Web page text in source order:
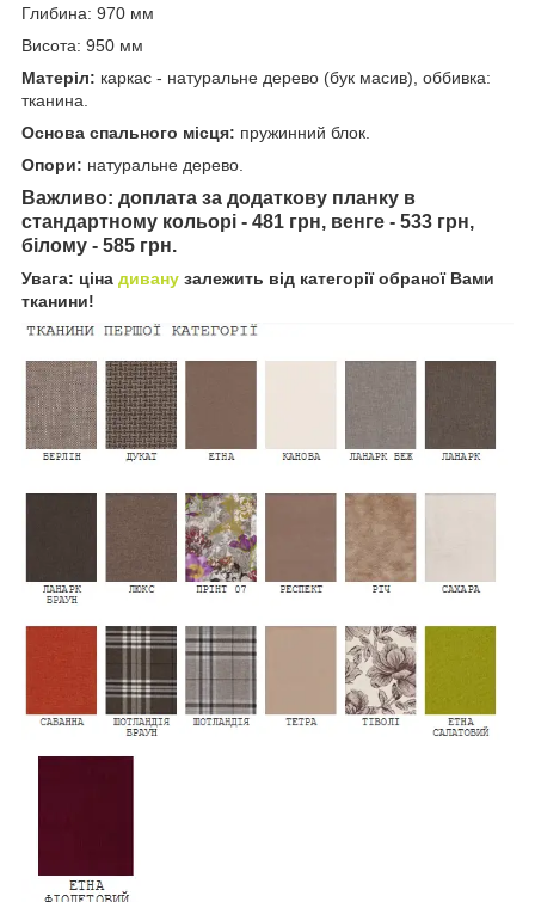
Глибина: 970 мм
Висота: 950 мм
Матеріл: каркас - натуральне дерево (бук масив), оббивка:
тканина.
Основа спального місця: пружинний блок.
Опори: натуральне дерево.
Важливо: доплата за додаткову планку в
стандартному кольорі - 481 грн, венге - 533 грн,
білому - 585 грн.
Увага: ціна дивану залежить від категорії обраної Вами
тканини!